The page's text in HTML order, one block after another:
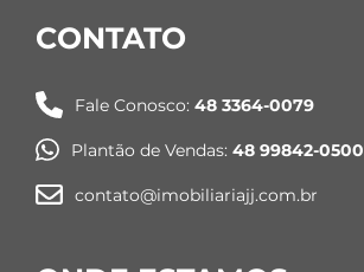
CONTATO
Fale Conosco: 48 3364-0079
Plantão de Vendas: 48 99842-0500
contato@imobiliariajj.com.br